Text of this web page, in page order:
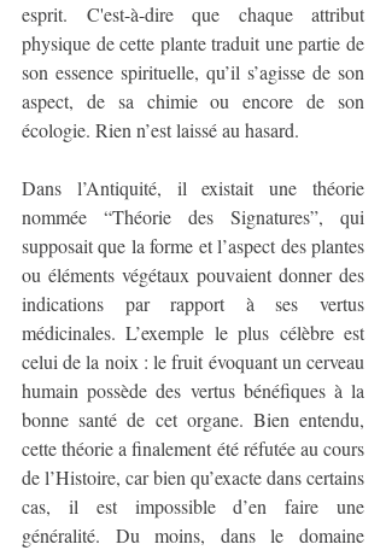
esprit. C'est-à-dire que chaque attribut
physique de cette plante traduit une partie de
son essence spirituelle, qu’il s’agisse de son
aspect, de sa chimie ou encore de son
écologie. Rien n’est laissé au hasard.
Dans l’Antiquité, il existait une théorie
nommée “Théorie des Signatures”, qui
supposait que la forme et l’aspect des plantes
ou éléments végétaux pouvaient donner des
indications par rapport à ses vertus
médicinales. L’exemple le plus célèbre est
celui de la noix : le fruit évoquant un cerveau
humain possède des vertus bénéfiques à la
bonne santé de cet organe. Bien entendu,
cette théorie a finalement été réfutée au cours
de l’Histoire, car bien qu’exacte dans certains
cas, il est impossible d’en faire une
généralité. Du moins, dans le domaine